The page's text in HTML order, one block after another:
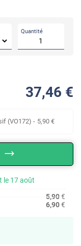
Quantité
37,46 €
(VO172) - 5,90 €
le 17 août
5,90€
6,90€